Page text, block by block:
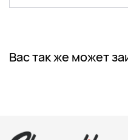
Вас так же может